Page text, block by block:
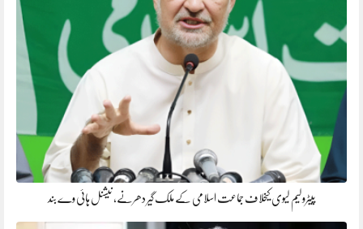
پیٹرولیم لیوی کیخلاف جماعت اسلامی کے ملک گیر دھرنے، نیشنل ہائی وے بند